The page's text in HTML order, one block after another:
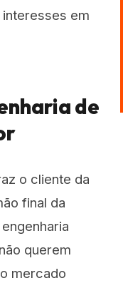
em
de
o cliente da
final da
querem
mercado